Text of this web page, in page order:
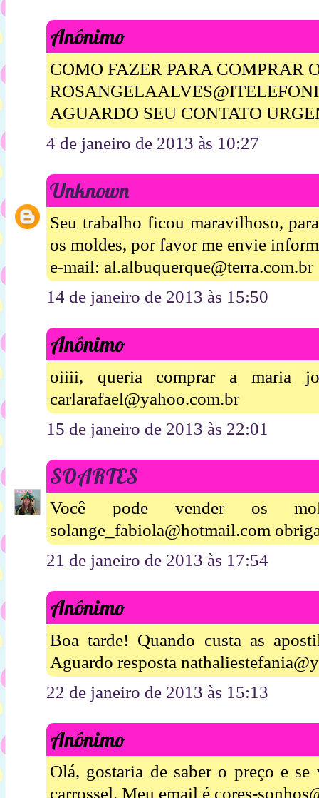
Anônimo
COMO FAZER PARA COMPRAR
AGUARDO SEU CONTATO
4 de janeiro de 2013 às 10:27
Unknown
Seu trabalho ficou maravilhoso,
os moldes, por favor me envie
e-mail: al.albuquerque@terra.com.br
14 de janeiro de 2013 às 15:50
Anônimo
oiiii, queria comprar a maria
carlarafael@yahoo.com.br
15 de janeiro de 2013 às 22:01
SOARTES
Você pode vender os
solange_fabiola@hotmail.com
21 de janeiro de 2013 às 17:54
Anônimo
Boa tarde! Quando custa as
Aguardo resposta
22 de janeiro de 2013 às 15:13
Anônimo
Olá, gostaria de saber o preço e
carrossel. Meu email é cores-